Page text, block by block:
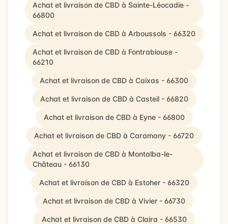
Achat et livraison de CBD à Sainte-Léocadie -
66800
Achat et livraison de CBD à Arboussols - 66320
Achat et livraison de CBD à Fontrabiouse -
66210
Achat et livraison de CBD à Caixas - 66300
Achat et livraison de CBD à Casteil - 66820
Achat et livraison de CBD à Eyne - 66800
Achat et livraison de CBD à Caramany - 66720
Achat et livraison de CBD à Montalba-le-
Château - 66130
Achat et livraison de CBD à Estoher - 66320
Achat et livraison de CBD à Vivier - 66730
Achat et livraison de CBD à Claira - 66530